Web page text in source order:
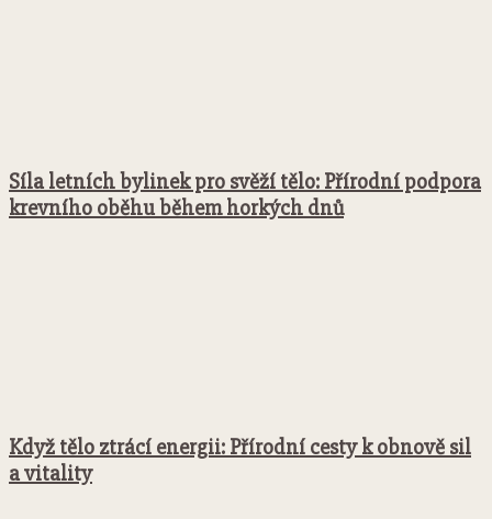
Síla letních bylinek pro svěží tělo: Přírodní podpora
krevního oběhu během horkých dnů
Když tělo ztrácí energii: Přírodní cesty k obnově sil
a vitality